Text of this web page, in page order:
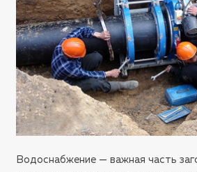
Водоснабжение — важная часть